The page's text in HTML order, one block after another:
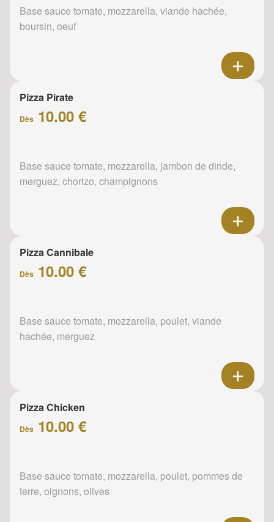
Base sauce tomate, mozzarella, viande hachée,
boursin, oeuf
Pizza Pirate
Dès 10.00 €
Base sauce tomate, mozzarella, jambon de dinde,
merguez, chorizo, champignons
Pizza Cannibale
Dès 10.00 €
Base sauce tomate, mozzarella, poulet, viande
hachée, merguez
Pizza Chicken
Dès 10.00 €
Base sauce tomate, mozzarella, poulet, pommes de
terre, oignons, olives